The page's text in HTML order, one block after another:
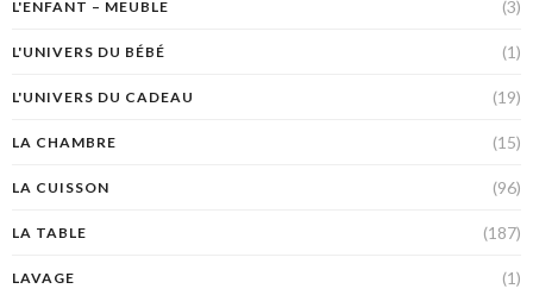
L'ENFANT – MEUBLE (3)
L'UNIVERS DU BÉBÉ (1)
L'UNIVERS DU CADEAU (19)
LA CHAMBRE (15)
LA CUISSON (96)
LA TABLE (187)
LAVAGE (1)